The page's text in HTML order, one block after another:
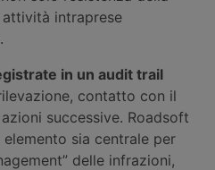
intraprese
in un audit trail
contatto con il
successive. Roadsoft
sia centrale per
delle infrazioni,